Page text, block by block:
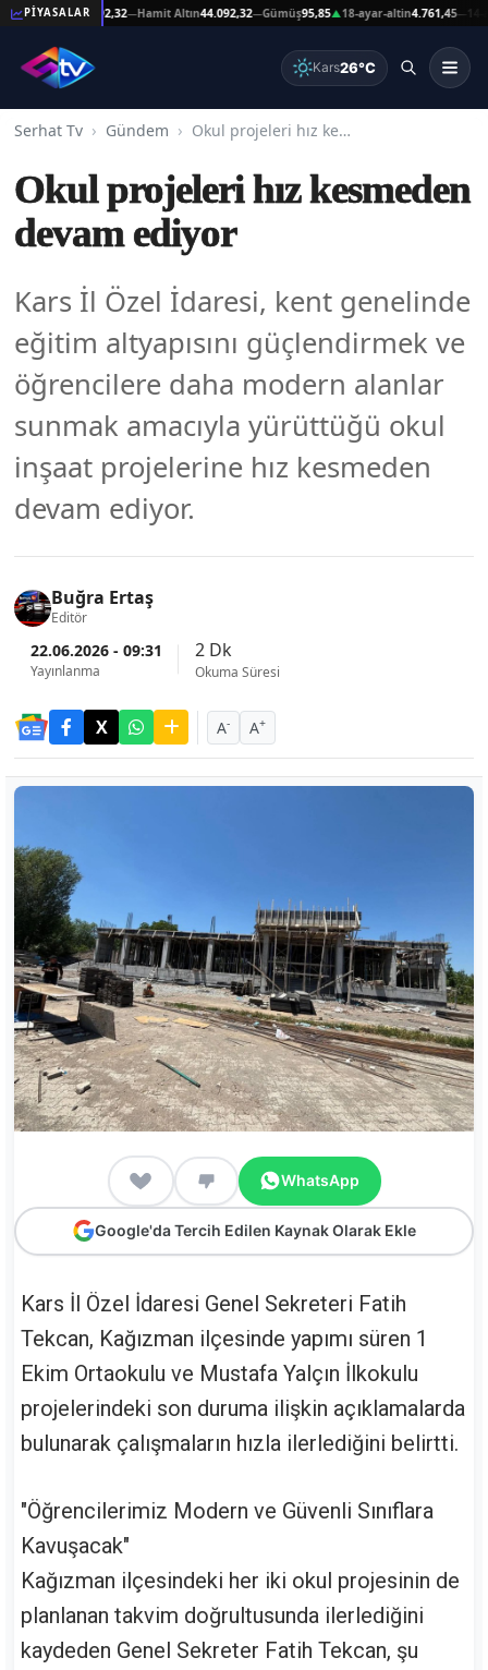
PİYASALAR
Altın44.092,32 —Hamit Altın 44.092,32—Gümüş95,85▲18-ayar-altin4.761,45—14-
Kars26°C
Serhat Tv Gündem Okul projeleri hız kesmeden devam ediyor
Okul projeleri hız kesmeden
devam ediyor
Kars İl Özel İdaresi, kent genelinde
eğitim altyapısını güçlendirmek ve
öğrencilere daha modern alanlar
sunmak amacıyla yürüttüğü okul
inşaat projelerine hız kesmeden
devam ediyor.
Buğra Ertaş
Editör
22.06.2026 - 09:31
Yayınlanma
2 Dk
Okuma Süresi
A- A+
WhatsApp
Google'da Tercih Edilen Kaynak Olarak Ekle
Kars İl Özel İdaresi Genel Sekreteri Fatih
Tekcan, Kağızman ilçesinde yapımı süren 1
Ekim Ortaokulu ve Mustafa Yalçın İlkokulu
projelerindeki son duruma ilişkin açıklamalarda
bulunarak çalışmaların hızla ilerlediğini belirtti.
"Öğrencilerimiz Modern ve Güvenli Sınıflara
Kavuşacak"
Kağızman ilçesindeki her iki okul projesinin de
planlanan takvim doğrultusunda ilerlediğini
kaydeden Genel Sekreter Fatih Tekcan, şu